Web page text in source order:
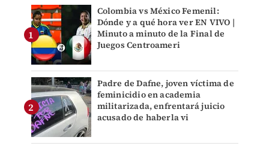
Colombia vs México Femenil:
Dónde y a qué hora ver EN VIVO |
Minuto a minuto de la Final de
Juegos Centroameri
Padre de Dafne, joven víctima de
feminicidio en academia
militarizada, enfrentará juicio
acusado de haberla vi